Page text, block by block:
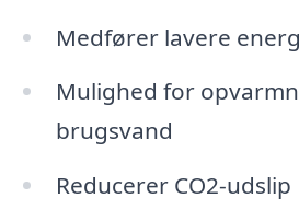
Medfører lavere
Mulighed for
brugsvand
Reducerer CO2-udslip